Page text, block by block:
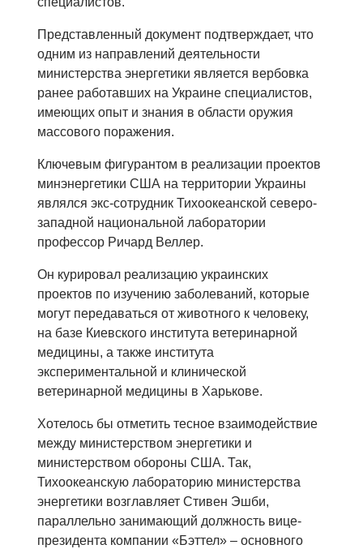
Представленный документ подтверждает, что
одним из направлений деятельности
министерства энергетики является вербовка
ранее работавших на Украине специалистов,
имеющих опыт и знания в области оружия
массового поражения.
Ключевым фигурантом в реализации проектов
минэнергетики США на территории Украины
являлся экс-сотрудник Тихоокеанской северо-
западной национальной лаборатории
профессор Ричард Веллер.
Он курировал реализацию украинских
проектов по изучению заболеваний, которые
могут передаваться от животного к человеку,
на базе Киевского института ветеринарной
медицины, а также института
экспериментальной и клинической
ветеринарной медицины в Харькове.
Хотелось бы отметить тесное взаимодействие
между министерством энергетики и
министерством обороны США. Так,
Тихоокеанскую лабораторию министерства
энергетики возглавляет Стивен Эшби,
параллельно занимающий должность вице-
президента компании «Бэттел» – основного